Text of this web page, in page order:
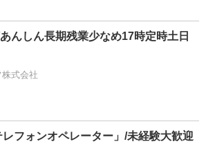
んしん長期残業少なめ17時定時土日
式会社
フォンオペレーター」/未経験大歓迎